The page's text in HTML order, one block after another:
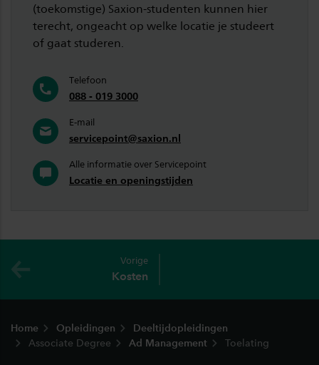
(toekomstige) Saxion-studenten kunnen hier
terecht, ongeacht op welke locatie je studeert
of gaat studeren.
Telefoon
088 - 019 3000
E-mail
servicepoint@saxion.nl
Alle informatie over Servicepoint
Locatie en openingstijden
Vorige
Kosten
Home Opleidingen
Deeltijdopleidingen
Associate Degree
Ad Management Toelating